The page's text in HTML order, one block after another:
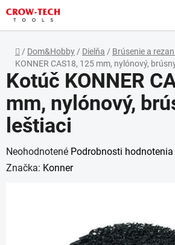
Prejsť
na
obsah
Domov
/ Dom&Hobby / Dielňa / Brúsenie a
KONNER CAS18, 125 mm, nylónový,
Kotúč KONNER
mm, nylónový,
leštiaci
Priemerné
hodnotenie
Neohodnotené Podrobnosti hodnotenia
Značka: Konner